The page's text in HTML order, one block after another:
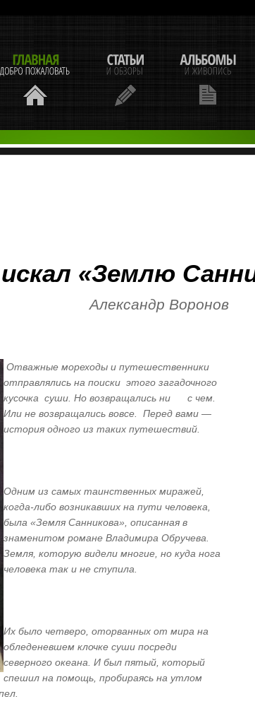
«Землю
Александр Воронов
Отважные мореходы и путешественники
отправлялись на поиски этого загадочного
кусочка суши. Но возвращались ни с чем.
Или не возвращались вовсе. Перед вами —
история одного из таких путешествий.
Одним из самых таинственных миражей,
когда-либо возникавших на пути человека,
была «Земля Санникова», описанная в
знаменитом романе Владимира Обручева.
Земля, которую видели многие, но куда нога
человека так и не ступила.
Их было четверо, оторванных от мира на
обледеневшем клочке суши посреди
северного океана. И был пятый, который
спешил на помощь, пробираясь на утлом